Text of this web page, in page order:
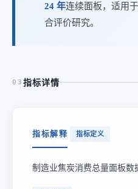
24 年连续面板，适用
合评价研究。
03 指标详情
指标解释 指标定义
制造业焦炭消费总量面板数